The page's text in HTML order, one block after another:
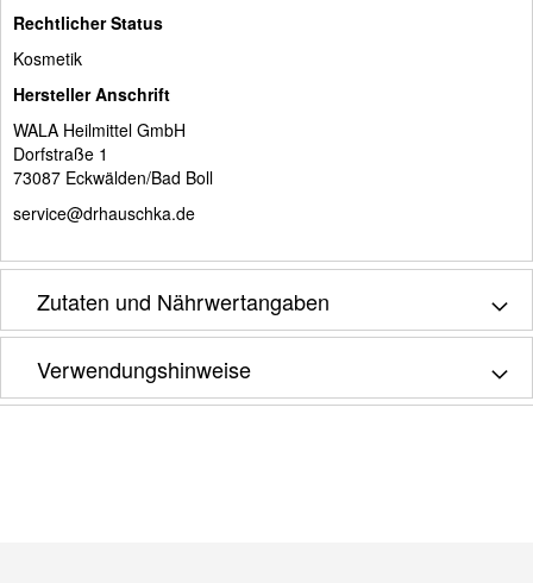
Rechtlicher Status
Kosmetik
Hersteller Anschrift
WALA Heilmittel GmbH
Dorfstraße 1
73087 Eckwälden/Bad Boll
service@drhauschka.de
Zutaten und Nährwertangaben
Verwendungshinweise